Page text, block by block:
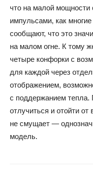
что на малой мощности
импульсами, как
сообщают, что это
на малом огне. К тому
четыре конфорки с
для каждой через
отображением,
с поддержанием тепла.
отлучиться и отойти
не смущает —
модель.